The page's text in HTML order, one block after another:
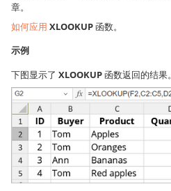
章。
如何应用 XLOOKUP函数。
示例
下图显示了 XLOOKUP函数返回的结果。